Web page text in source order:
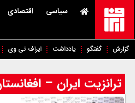
سیاسی اقتصادی
گزارش گفتگو یادداشت ایراف تی وی
ترانزیت ایران –